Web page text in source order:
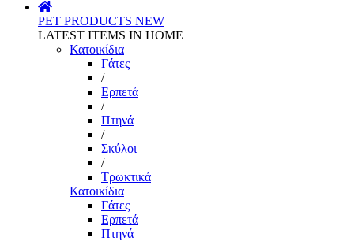
PET PRODUCTS NEW
LATEST ITEMS IN HOME
Κατοικίδια
Γάτες
/
Ερπετά
/
Πτηνά
/
Σκύλοι
/
Τρωκτικά
Κατοικίδια
Γάτες
Ερπετά
Πτηνά